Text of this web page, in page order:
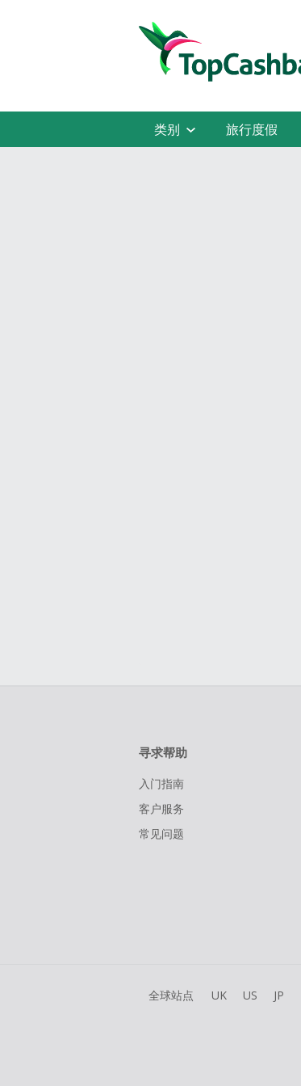
类别 旅行度假
寻求帮助
入门指南
客户服务
常见问题
全球站点 UK US JP